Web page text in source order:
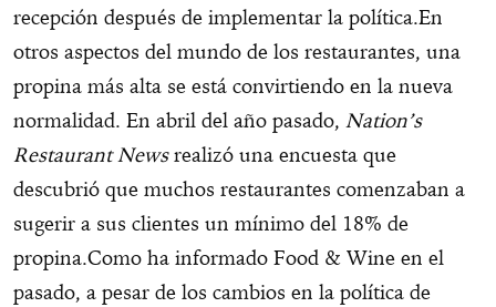
recepción después de implementar la política.En
otros aspectos del mundo de los restaurantes, una
propina más alta se está convirtiendo en la nueva
normalidad. En abril del año pasado, Nation’s
Restaurant Newsrealizó una encuesta que
descubrió que muchos restaurantes comenzaban a
sugerir a sus clientes un mínimo del 18% de
propina.Como ha informado Food & Wine en el
pasado, a pesar de los cambios en la política de